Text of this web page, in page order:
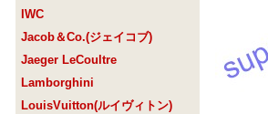
IWC
Jacob＆Co.(ジェイコブ)
Jaeger LeCoultre
Lamborghini
LouisVuitton(ルイヴィトン)